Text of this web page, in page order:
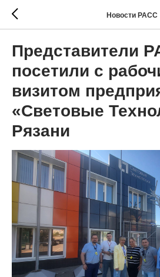
Новости РАСС
Представители
посетили с
визитом
«Световые
Рязани